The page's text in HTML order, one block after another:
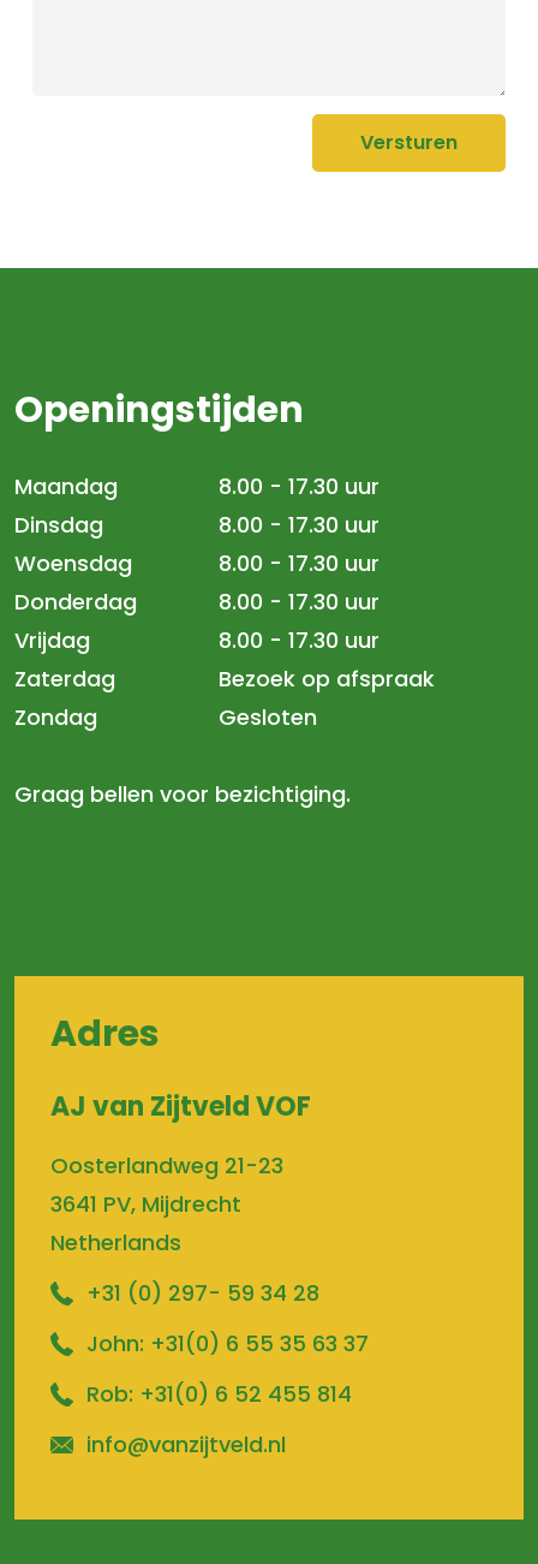
Versturen
Openingstijden
Maandag
8.00 - 17.30 uur
Dinsdag
8.00 - 17.30 uur
Woensdag
8.00 - 17.30 uur
Donderdag
8.00 - 17.30 uur
Vrijdag
8.00 - 17.30 uur
Zaterdag
Bezoek op afspraak
Zondag
Gesloten
Graag bellen voor bezichtiging.
Adres
AJ van Zijtveld VOF
Oosterlandweg 21-23
3641 PV, Mijdrecht
Netherlands
+31 (0) 297- 59 34 28
John: +31(0) 6 55 35 63 37
Rob: +31(0) 6 52 455 814
info@vanzijtveld.nl